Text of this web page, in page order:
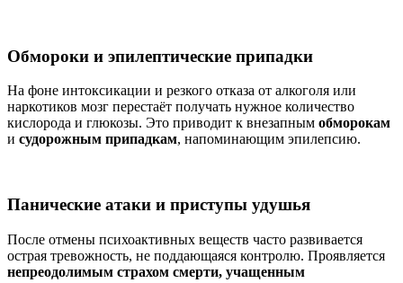
Обмороки и эпилептические припадки
На фоне интоксикации и резкого отказа от алкоголя или
наркотиков мозг перестаёт получать нужное количество
кислорода и глюкозы. Это приводит к внезапным обморокам
и судорожным припадкам, напоминающим эпилепсию.
Панические атаки и приступы удушья
После отмены психоактивных веществ часто развивается
острая тревожность, не поддающаяся контролю. Проявляется
непреодолимым страхом смерти, учащенным